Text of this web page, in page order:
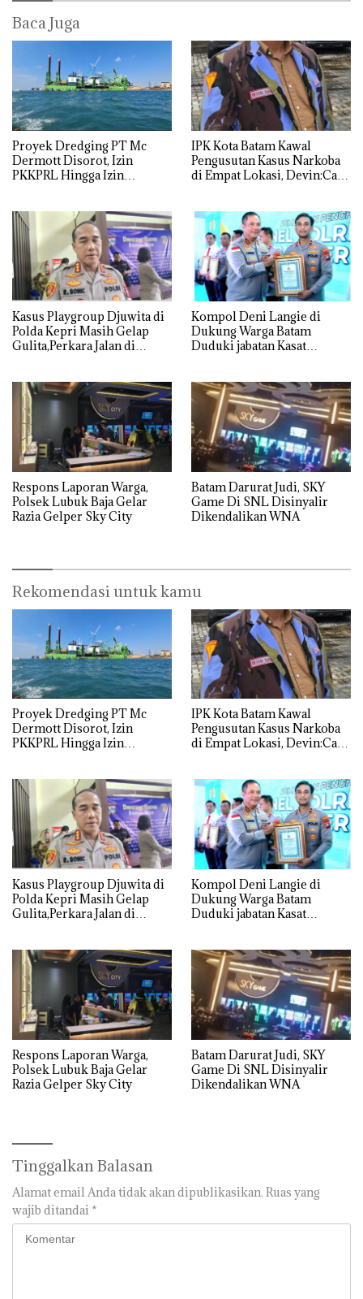
Baca Juga
Proyek Dredging PT Mc
Dermott Disorot, Izin
PKKPRL Hingga Izin
IPK Kota Batam Kawal
Pengusutan Kasus Narkoba
di Empat Lokasi, Devin:Cari
Kasus Playgroup Djuwita di
Polda Kepri Masih Gelap
Gulita,Perkara Jalan di
Kompol Deni Langie di
Dukung Warga Batam
Duduki jabatan Kasat
Respons Laporan Warga,
Polsek Lubuk Baja Gelar
Razia Gelper Sky City
Batam Darurat Judi, SKY
Game Di SNL Disinyalir
Dikendalikan WNA
Rekomendasi untuk kamu
Proyek Dredging PT Mc
Dermott Disorot, Izin
PKKPRL Hingga Izin
IPK Kota Batam Kawal
Pengusutan Kasus Narkoba
di Empat Lokasi, Devin:Cari
Kasus Playgroup Djuwita di
Polda Kepri Masih Gelap
Gulita,Perkara Jalan di
Kompol Deni Langie di
Dukung Warga Batam
Duduki jabatan Kasat
Respons Laporan Warga,
Polsek Lubuk Baja Gelar
Razia Gelper Sky City
Batam Darurat Judi, SKY
Game Di SNL Disinyalir
Dikendalikan WNA
Tinggalkan Balasan
Alamat email Anda tidak akan dipublikasikan. Ruas yang
wajib ditandai *